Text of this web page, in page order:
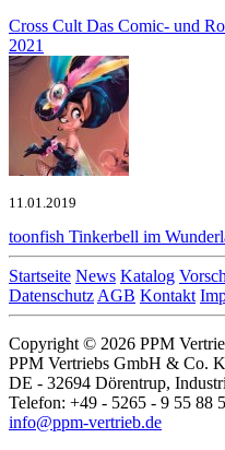
Cross Cult Das Comic- und
2021
11.01.2019
toonfish Tinkerbell im
Startseite News Katalog
Datenschutz AGB Kontakt
Copyright © 2026 PPM
PPM Vertriebs GmbH & Co.
DE - 32694 Dörentrup,
Telefon: +49 - 5265 - 9 55 88
info@ppm-vertrieb.de